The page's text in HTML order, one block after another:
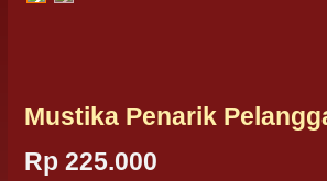
Mustika Penarik
Rp 225.000